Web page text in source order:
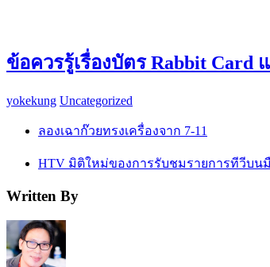
ข้อควรรู้เรื่องบัตร Rabbit Card
yokekung Uncategorized
ลองเฉาก๊วยทรงเครื่องจาก 7-11
HTV มิติใหม่ของการรับชมรายการทีวีบน
Written By